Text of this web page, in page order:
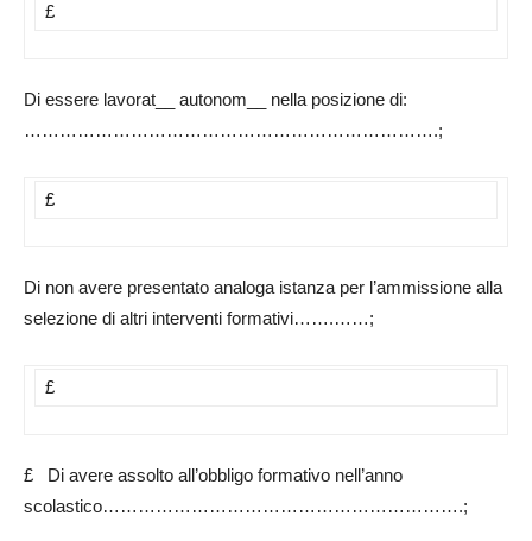
£
Di essere lavorat__ autonom__ nella posizione di:
…………………………………………………………….;
£
Di non avere presentato analoga istanza per l’ammissione alla
selezione di altri interventi formativi…….……;
£
£ Di avere assolto all’obbligo formativo nell’anno
scolastico…………………………………………………….;